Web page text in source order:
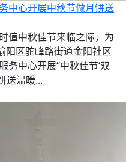
中心开展中秋节做月饼送
值中秋佳节来临之际，为
阳区驼峰路街道金阳社区
务中心开展“中秋佳节‘双
送温暖...